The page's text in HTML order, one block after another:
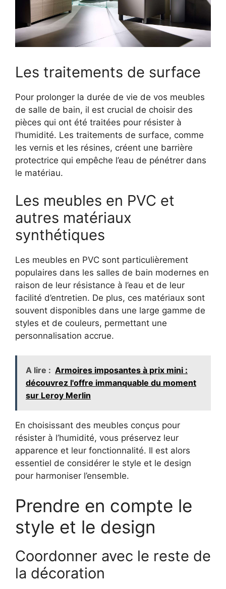
Les traitements de surface
Pour prolonger la durée de vie de vos meubles
de salle de bain, il est crucial de choisir des
pièces qui ont été traitées pour résister à
l’humidité. Les traitements de surface, comme
les vernis et les résines, créent une barrière
protectrice qui empêche l’eau de pénétrer dans
le matériau.
Les meubles en PVC et
autres matériaux
synthétiques
Les meubles en PVC sont particulièrement
populaires dans les salles de bain modernes en
raison de leur résistance à l’eau et de leur
facilité d’entretien. De plus, ces matériaux sont
souvent disponibles dans une large gamme de
styles et de couleurs, permettant une
personnalisation accrue.
A lire : Armoires imposantes à prix mini :
découvrez l'offre immanquable du moment
sur Leroy Merlin
En choisissant des meubles conçus pour
résister à l’humidité, vous préservez leur
apparence et leur fonctionnalité. Il est alors
essentiel de considérer le style et le design
pour harmoniser l’ensemble.
Prendre en compte le
style et le design
Coordonner avec le reste de
la décoration